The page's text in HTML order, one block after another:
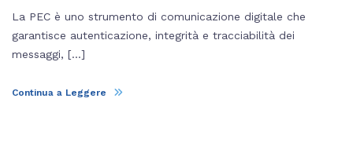
La PEC è uno strumento di comunicazione digitale che
garantisce autenticazione, integrità e tracciabilità dei
messaggi, […]
Continua a Leggere